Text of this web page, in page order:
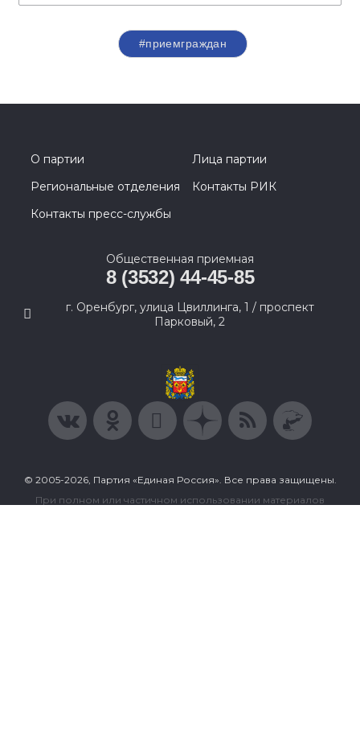
#приемграждан
О партии
Лица партии
Региональные отделения
Контакты РИК
Контакты пресс-службы
Общественная приемная
8 (3532) 44-45-85
г. Оренбург, улица Цвиллинга, 1 / проспект
Парковый, 2
© 2005-2026, Партия «Единая Россия». Все права защищены.
При полном или частичном использовании материалов